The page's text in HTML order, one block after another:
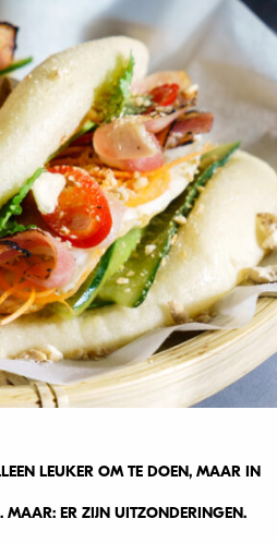
LEUKER OM TE DOEN, MAAR IN
MAAR: ER ZIJN UITZONDERINGEN.